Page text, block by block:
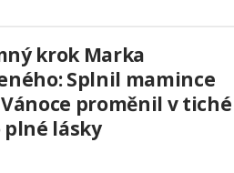
krok Marka
Splnil mamince
proměnil v tiché
plné lásky